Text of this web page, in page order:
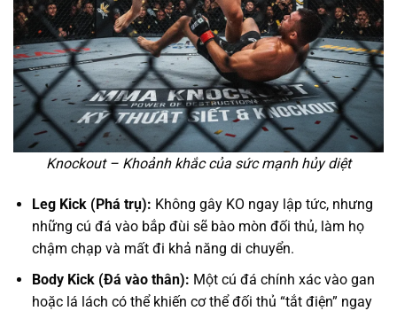
Knockout – Khoảnh khắc của sức mạnh hủy diệt
Leg Kick (Phá trụ): Không gây KO ngay lập tức, nhưng
những cú đá vào bắp đùi sẽ bào mòn đối thủ, làm họ
chậm chạp và mất đi khả năng di chuyển.
Body Kick (Đá vào thân): Một cú đá chính xác vào gan
hoặc lá lách có thể khiến cơ thể đối thủ “tắt điện” ngay